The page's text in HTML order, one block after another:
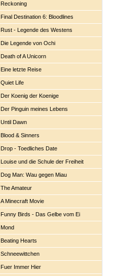
Reckoning
Final Destination 6: Bloodlines
Rust - Legende des Westens
Die Legende von Ochi
Death of A Unicorn
Eine letzte Reise
Quiet Life
Der Koenig der Koenige
Der Pinguin meines Lebens
Until Dawn
Blood & Sinners
Drop - Toedliches Date
Louise und die Schule der Freiheit
Dog Man: Wau gegen Miau
The Amateur
A Minecraft Movie
Funny Birds - Das Gelbe vom Ei
Mond
Beating Hearts
Schneewittchen
Fuer Immer Hier